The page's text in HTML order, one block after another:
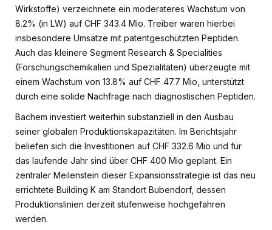
Wirkstoffe) verzeichnete ein moderateres Wachstum von
8.2% (in LW) auf CHF 343.4 Mio. Treiber waren hierbei
insbesondere Umsätze mit patentgeschützten Peptiden.
Auch das kleinere Segment Research & Specialities
(Forschungschemikalien und Spezialitäten) überzeugte mit
einem Wachstum von 13.8% auf CHF 47.7 Mio, unterstützt
durch eine solide Nachfrage nach diagnostischen Peptiden.
Bachem investiert weiterhin substanziell in den Ausbau
seiner globalen Produktionskapazitäten. Im Berichtsjahr
beliefen sich die Investitionen auf CHF 332.6 Mio und für
das laufende Jahr sind über CHF 400 Mio geplant. Ein
zentraler Meilenstein dieser Expansionsstrategie ist das neu
errichtete Building K am Standort Bubendorf, dessen
Produktionslinien derzeit stufenweise hochgefahren
werden.